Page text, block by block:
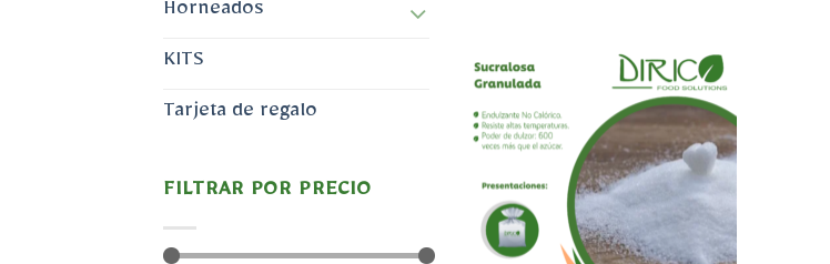
Horneados
KITS
Tarjeta de regalo
FILTRAR POR PRECIO
Añadir
a la
lista
deseos